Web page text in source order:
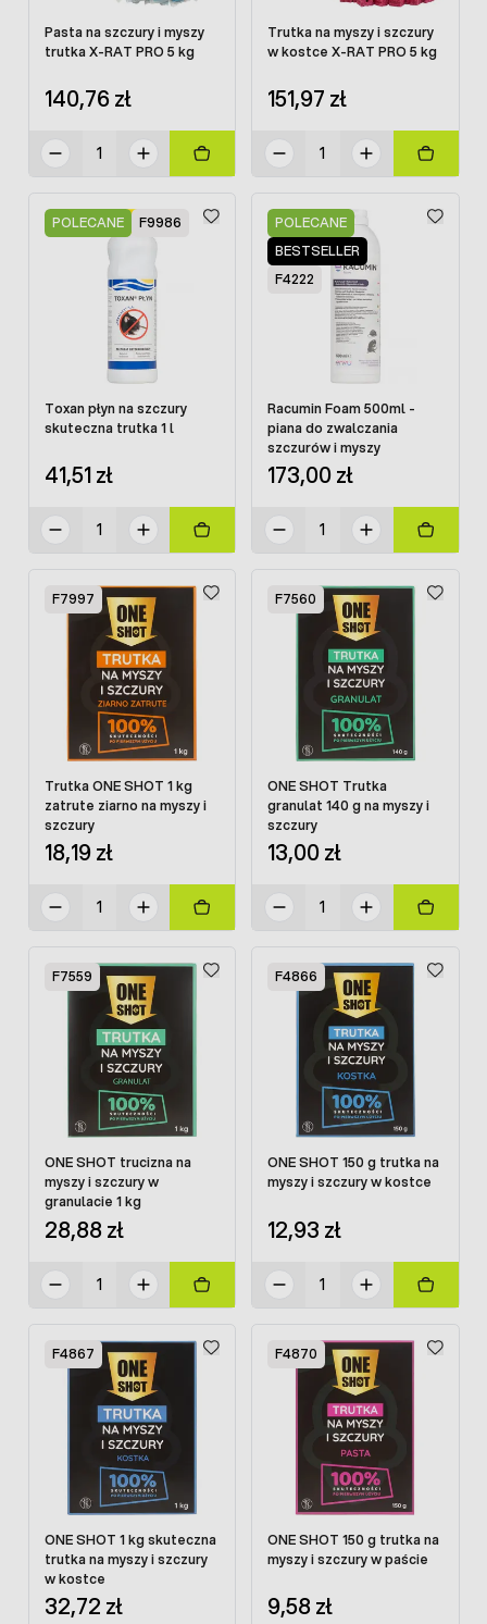
Pasta na szczury i myszy
trutka X-RAT PRO 5 kg
140,76 zł
Trutka na myszy i szczury
w kostce X-RAT PRO 5 kg
151,97 zł
POLECANE F9986
Toxan płyn na szczury
skuteczna trutka 1 l
41,51 zł
POLECANE
BESTSELLER
F4222
Racumin Foam 500ml -
piana do zwalczania
szczurów i myszy
173,00 zł
F7997
Trutka ONE SHOT 1 kg
zatrute ziarno na myszy i
szczury
18,19 zł
F7560
ONE SHOT Trutka
granulat 140 g na myszy i
szczury
13,00 zł
F7559
ONE SHOT trucizna na
myszy i szczury w
granulacie 1 kg
28,88 zł
F4866
ONE SHOT 150 g trutka na
myszy i szczury w kostce
12,93 zł
F4867
ONE SHOT 1 kg skuteczna
trutka na myszy i szczury
w kostce
32,72 zł
F4870
ONE SHOT 150 g trutka na
myszy i szczury w paście
9,58 zł